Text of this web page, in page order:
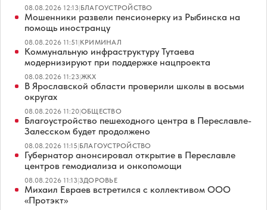
08.08.2026 12:13|БЛАГОУСТРОЙСТВО
Мошенники развели пенсионерку из Рыбинска на
помощь иностранцу
08.08.2026 11:51|КРИМИНАЛ
Коммунальную инфраструктуру Тутаева
модернизируют при поддержке нацпроекта
08.08.2026 11:23|ЖКХ
В Ярославской области проверили школы в восьми
округах
08.08.2026 11:20|ОБЩЕСТВО
Благоустройство пешеходного центра в Переславле-
Залесском будет продолжено
08.08.2026 11:15|БЛАГОУСТРОЙСТВО
Губернатор анонсировал открытие в Переславле
центров гемодиализа и онкопомощи
08.08.2026 11:13|ЗДОРОВЬЕ
Михаил Евраев встретился с коллективом ООО
«Протэкт»